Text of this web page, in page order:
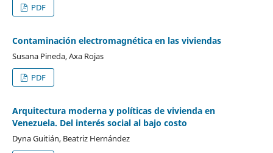
PDF
Contaminación electromagnética en las viviendas
Susana Pineda, Axa Rojas
PDF
Arquitectura moderna y políticas de vivienda en
Venezuela. Del interés social al bajo costo
Dyna Guitián, Beatriz Hernández